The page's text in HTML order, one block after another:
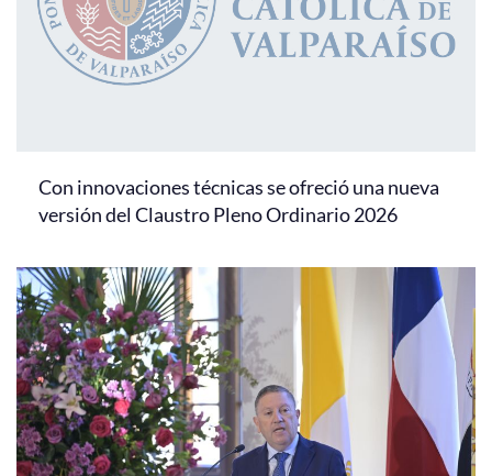
Con innovaciones técnicas se ofreció una nueva
versión del Claustro Pleno Ordinario 2026